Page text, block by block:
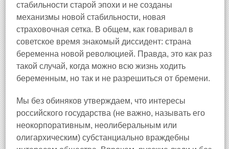
стабильности старой эпохи и не созданы
механизмы новой стабильности, новая
страховочная сетка. В общем, как говаривал в
советское время знакомый диссидент: страна
беременна новой революцией. Правда, это как раз
такой случай, когда можно всю жизнь ходить
беременным, но так и не разрешиться от бремени.
Мы без обиняков утверждаем, что интересы
российского государства (не важно, называть его
неокорпоративным, неолиберальным или
олигархическим) субстанциально враждебны